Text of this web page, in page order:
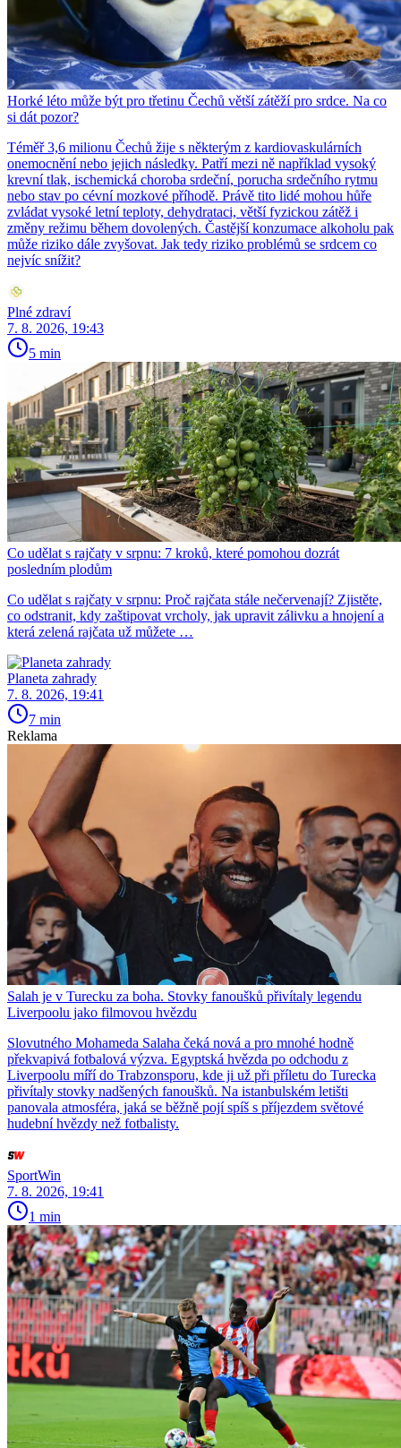
Horké léto může být pro třetinu Čechů větší zátěží pro srdce. Na co
si dát pozor?
Téměř 3,6 milionu Čechů žije s některým z kardiovaskulárních
onemocnění nebo jejich následky. Patří mezi ně například vysoký
krevní tlak, ischemická choroba srdeční, porucha srdečního rytmu
nebo stav po cévní mozkové příhodě. Právě tito lidé mohou hůře
zvládat vysoké letní teploty, dehydrataci, větší fyzickou zátěž i
změny režimu během dovolených. Častější konzumace alkoholu pak
může riziko dále zvyšovat. Jak tedy riziko problémů se srdcem co
nejvíc snížit?
Plné zdraví
7. 8. 2026, 19:43
5 min
Co udělat s rajčaty v srpnu: 7 kroků, které pomohou dozrát
posledním plodům
Co udělat s rajčaty v srpnu: Proč rajčata stále nečervenají? Zjistěte,
co odstranit, kdy zaštipovat vrcholy, jak upravit zálivku a hnojení a
která zelená rajčata už můžete …
Planeta zahrady
7. 8. 2026, 19:41
7 min
Reklama
Salah je v Turecku za boha. Stovky fanoušků přivítaly legendu
Liverpoolu jako filmovou hvězdu
Slovutného Mohameda Salaha čeká nová a pro mnohé hodně
překvapivá fotbalová výzva. Egyptská hvězda po odchodu z
Liverpoolu míří do Trabzonsporu, kde ji už při příletu do Turecka
přivítaly stovky nadšených fanoušků. Na istanbulském letišti
panovala atmosféra, jaká se běžně pojí spíš s příjezdem světové
hudební hvězdy než fotbalisty.
SportWin
7. 8. 2026, 19:41
1 min